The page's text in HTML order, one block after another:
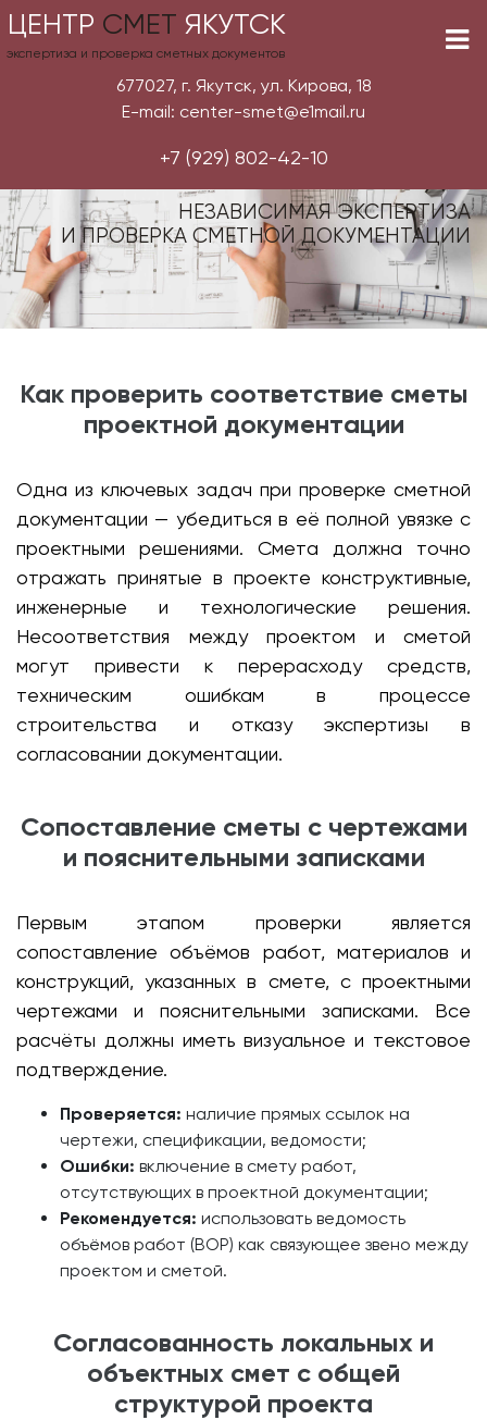
ЦЕНТР СМЕТ ЯКУТСК
экспертиза и проверка сметных документов
677027, г. Якутск, ул. Кирова, 18
E-mail: center-smet@e1mail.ru
+7 (929) 802-42-10
НЕЗАВИСИМАЯ ЭКСПЕРТИЗА
И ПРОВЕРКА СМЕТНОЙ ДОКУМЕНТАЦИИ
Как проверить соответствие сметы
проектной документации
Одна из ключевых задач при проверке сметной
документации — убедиться в её полной увязке с
проектными решениями. Смета должна точно
отражать принятые в проекте конструктивные,
инженерные и технологические решения.
Несоответствия между проектом и сметой
могут привести к перерасходу средств,
техническим ошибкам в процессе
строительства и отказу экспертизы в
согласовании документации.
Сопоставление сметы с чертежами
и пояснительными записками
Первым этапом проверки является
сопоставление объёмов работ, материалов и
конструкций, указанных в смете, с проектными
чертежами и пояснительными записками. Все
расчёты должны иметь визуальное и текстовое
подтверждение.
Проверяется: наличие прямых ссылок на
чертежи, спецификации, ведомости;
Ошибки: включение в смету работ,
отсутствующих в проектной документации;
Рекомендуется: использовать ведомость
объёмов работ (ВОР) как связующее звено между
проектом и сметой.
Согласованность локальных и
объектных смет с общей
структурой проекта